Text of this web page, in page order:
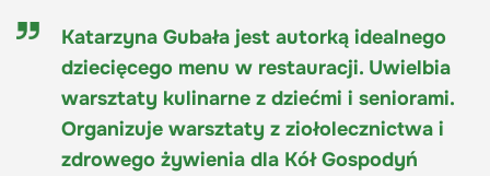
Katarzyna Gubała jest autorką idealnego
dziecięcego menu w restauracji. Uwielbia
warsztaty kulinarne z dziećmi i seniorami.
Organizuje warsztaty z ziołolecznictwa i
zdrowego żywienia dla Kół Gospodyń